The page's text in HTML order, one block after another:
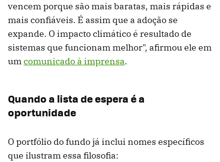
vencem porque são mais baratas, mais rápidas e
mais confiáveis. É assim que a adoção se
expande. O impacto climático é resultado de
sistemas que funcionam melhor", afirmou ele em
umcomunicado à imprensa.
Quando a lista de espera é a
oportunidade
O portfólio do fundo já inclui nomes específicos
que ilustram essa filosofia: